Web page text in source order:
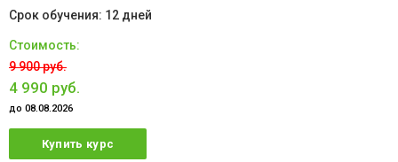
12 дней
9 900 руб.
4 990 руб.
до 08.08.2026
Купить курс